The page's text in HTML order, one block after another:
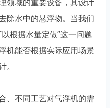
领域的重要设备，其设计
除水中的悬浮物。当我们
根据水量定做”这一问题
机能否根据实际应用场景
。
不同工艺对气浮机的需